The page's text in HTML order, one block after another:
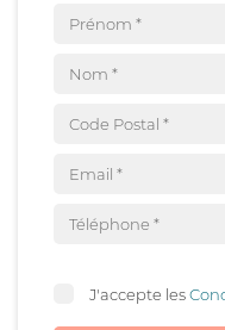
J'accepte les